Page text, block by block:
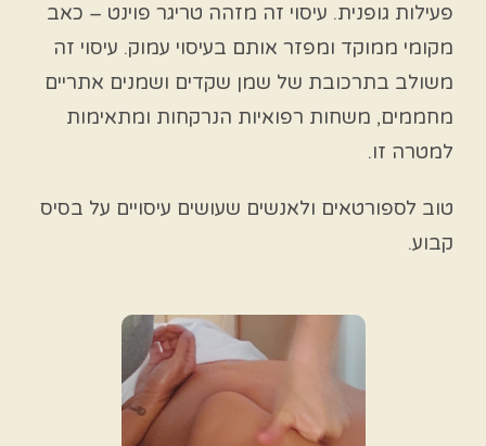
פעילות גופנית. עיסוי זה מזהה טריגר פוינט – כאב
מקומי ממוקד ומפזר אותם בעיסוי עמוק. עיסוי זה
משולב בתרכובת של שמן שקדים ושמנים אתריים
מחממים, משחות רפואיות הנרקחות ומתאימות
למטרה זו.
טוב לספורטאים ולאנשים שעושים עיסויים על בסיס
קבוע.